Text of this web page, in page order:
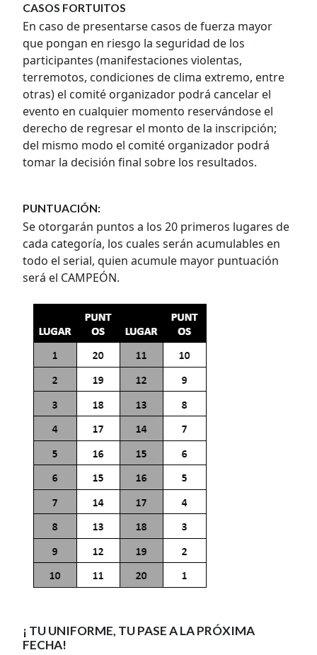
CASOS FORTUITOS
En caso de presentarse casos de fuerza mayor
que pongan en riesgo la seguridad de los
participantes (manifestaciones violentas,
terremotos, condiciones de clima extremo, entre
otras) el comité organizador podrá cancelar el
evento en cualquier momento reservándose el
derecho de regresar el monto de la inscripción;
del mismo modo el comité organizador podrá
tomar la decisión final sobre los resultados.
PUNTUACIÓN:
Se otorgarán puntos a los 20 primeros lugares de
cada categoría, los cuales serán acumulables en
todo el serial, quien acumule mayor puntuación
será el CAMPEÓN.
¡ TU UNIFORME, TU PASE A LA PRÓXIMA
FECHA!